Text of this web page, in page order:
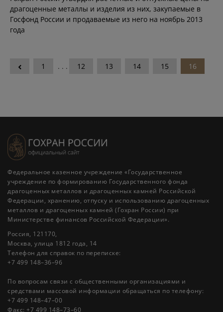
драгоценные металлы и изделия из них, закупаемые в
Госфонд России и продаваемые из него на ноябрь 2013
года
1 . . . 12 13 14 15 16
Федеральное казенное учреждение «Государственное
учреждение по формированию Государственного фонда
драгоценных металлов и драгоценных камней Российской
Федерации, хранению, отпуску и использованию драгоценных
металлов и драгоценных камней (Гохран России) при
Министерстве финансов Российской Федерации».
Россия, 121170,
Москва, улица 1812 года, 14
Телефон для справок по переписке:
+7 499 148–36–96
По вопросам связи с общественными организациями и
средствами массовой информации обращаться по телефону:
+7 499 148–47–00
Факс: +7 499 148–73–60